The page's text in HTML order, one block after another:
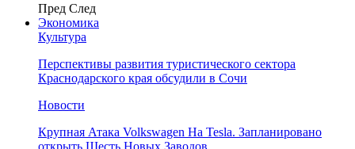
Пред След
Экономика
Культура
Перспективы развития туристического сектора
Краснодарского края обсудили в Сочи
Новости
Крупная Атака Volkswagen На Tesla. Запланировано
открыть Шесть Новых Заводов